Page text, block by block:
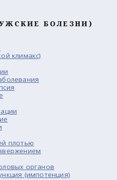
БОЛЕЗНИ)
климакс)
плотью
органов
(импотенция)